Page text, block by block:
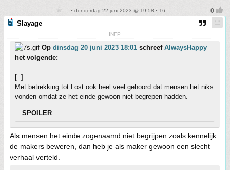
• donderdag 22 juni 2023 @ 19:58 • 16
Slayage
INFP
Op dinsdag 20 juni 2023 18:01 schreef AlwaysHappy
het volgende:
[..]
Met betrekking tot Lost ook heel veel gehoord dat mensen het niks
vonden omdat ze het einde gewoon niet begrepen hadden.
SPOILER
Als mensen het einde zogenaamd niet begrijpen zoals kennelijk
de makers beweren, dan heb je als maker gewoon een slecht
verhaal verteld.